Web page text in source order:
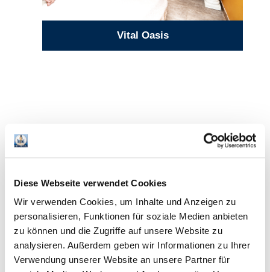
Diese Webseite verwendet Cookies
Wir verwenden Cookies, um Inhalte und Anzeigen zu
personalisieren, Funktionen für soziale Medien anbieten
zu können und die Zugriffe auf unsere Website zu
analysieren. Außerdem geben wir Informationen zu Ihrer
Verwendung unserer Website an unsere Partner für
Vital Oasis